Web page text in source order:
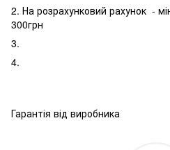
2. На розрахунковий рахунок -
300грн
3.
4.
Гарантія від виробника